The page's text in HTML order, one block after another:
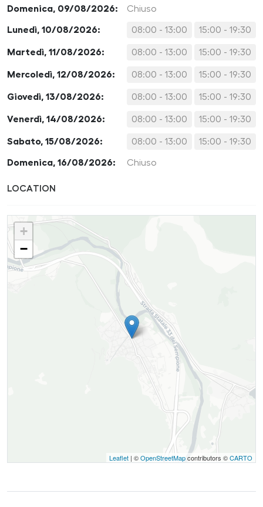
Domenica, 09/08/2026: Chiuso
Lunedì, 10/08/2026: 08:00 - 13:00 15:00 - 19:30
Martedì, 11/08/2026: 08:00 - 13:00 15:00 - 19:30
Mercoledì, 12/08/2026: 08:00 - 13:00 15:00 - 19:30
Giovedì, 13/08/2026: 08:00 - 13:00 15:00 - 19:30
Venerdì, 14/08/2026: 08:00 - 13:00 15:00 - 19:30
Sabato, 15/08/2026: 08:00 - 13:00 15:00 - 19:30
Domenica, 16/08/2026: Chiuso
LOCATION
+
−
Leaflet | ©OpenStreetMapcontributors ©CARTO